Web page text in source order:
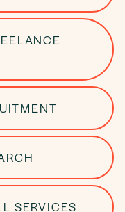
SERVICES